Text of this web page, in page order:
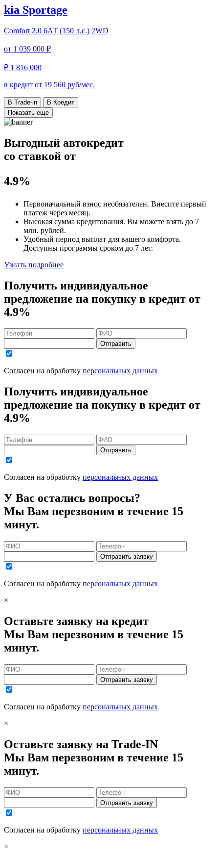
kia Sportage
Comfort 2.0 6АТ (150 л.с.) 2WD
от 1 039 000 ₽
₽ 1 816 000
в кредит от 19 560 руб/мес.
В Trade-in
В Кредит
Показать еще
Выгодный автокредит
со ставкой от
4.9%
Первоначальный взнос необязателен. Внесите первый
платеж через месяц.
Высокая сумма кредитования. Вы можете взять до 7
млн. рублей.
Удобный период выплат для вашего комфорта.
Доступны программы сроком до 7 лет.
Узнать подробнее
Получить индивидуальное
предложение на покупку в кредит от
4.9%
Отправить
Согласен на обработку персональных данных
Получить индивидуальное
предложение на покупку в кредит от
4.9%
Отправить
Согласен на обработку персональных данных
У Вас остались вопросы?
Мы Вам перезвоним в течение 15
минут.
Отправить заявку
Согласен на обработку персональных данных
×
Оставьте заявку на кредит
Мы Вам перезвоним в течение 15
минут.
Отправить заявку
Согласен на обработку персональных данных
×
Оставьте заявку на Trade-IN
Мы Вам перезвоним в течение 15
минут.
Отправить заявку
Согласен на обработку персональных данных
×